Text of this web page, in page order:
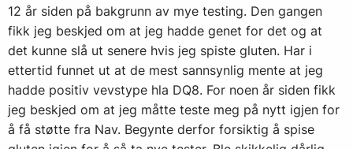
12 år siden på bakgrunn av mye testing. Den gangen
fikk jeg beskjed om at jeg hadde genet for det og at
det kunne slå ut senere hvis jeg spiste gluten. Har i
ettertid funnet ut at de mest sannsynlig mente at jeg
hadde positiv vevstype hla DQ8. For noen år siden fikk
jeg beskjed om at jeg måtte teste meg på nytt igjen for
å få støtte fra Nav. Begynte derfor forsiktig å spise